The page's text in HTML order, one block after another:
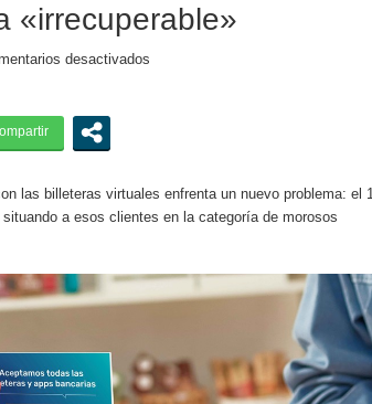
«irrecuperable»
desactivados
las billeteras virtuales enfrenta un nuevo problema: el
a esos clientes en la categoría de morosos